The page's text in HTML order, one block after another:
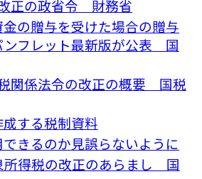
正の政省令 財務省
金の贈与を受けた場合の贈与
ンフレット最新版が公表 国
関係法令の改正の概要 国税
する税制資料
きるのか見誤らないように
所得税の改正のあらまし 国